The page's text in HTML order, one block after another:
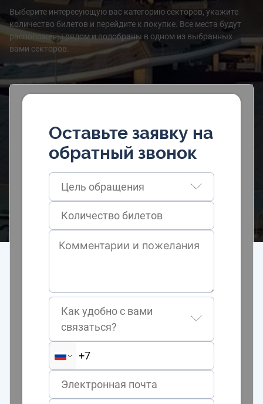
Выберите интересующую вас категорию секторов, укажите
количество билетов и перейдите к покупке. Все места будут
расположены рядом и подобраны в одном из выбранных
вами секторов.
Оставьте заявку на
обратный звонок
Цель обращения
Как удобно с вами
связаться?